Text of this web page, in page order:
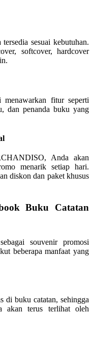
sesuai kebutuhan.
softcover, hardcover
fitur seperti
dan penanda buku yang
Anda akan
menarik setiap hari.
diskon dan paket khusus
Buku Catatan
souvenir promosi
beberapa manfaat yang
di buku catatan, sehingga
akan terus terlihat oleh